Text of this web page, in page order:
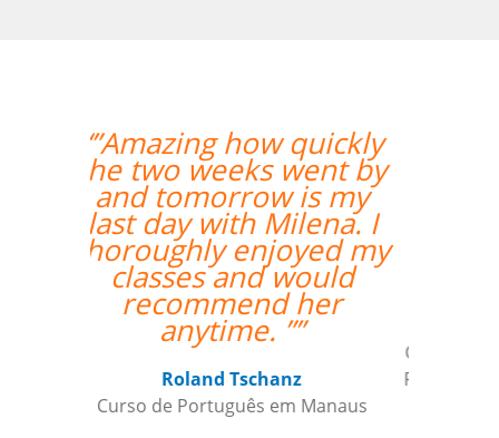
“” Destaco o trabalho
do Professor Enrico,
que sempre foi
extremamente
pontual.””
Reginaldo Pontirolli
Curso de Italiano em Guarulhos,
Commander (Colonel), Brazilian Air
Force Base, São Paulo (Força Aérea
Brasileira)